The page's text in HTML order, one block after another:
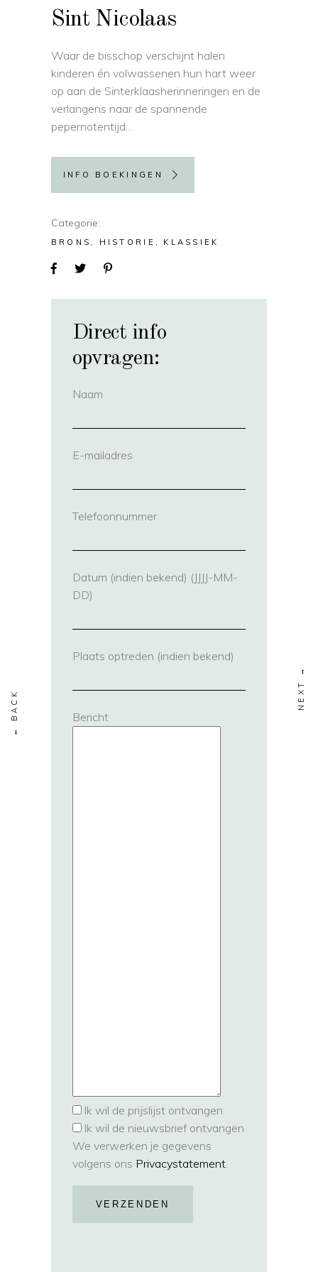
Sint Nicolaas
Waar de bisschop verschijnt halen
kinderen én volwassenen hun hart weer
op aan de Sinterklaasherinneringen en de
verlangens naar de spannende
pepernotentijd…
INFO BOEKINGEN
Categorie
BRONS HISTORIE KLASSIEK
Direct info
opvragen:
Naam
E-mailadres
Telefoonnummer(vereist)
Datum (indien bekend) (JJJJ-MM-
DD)
Plaats optreden (indien bekend)
Bericht
Ik wil de prijslijst ontvangen
Ik wil de nieuwsbrief ontvangen
We verwerken je gegevens
volgens ons Privacystatement.
VERZENDEN